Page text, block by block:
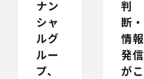
ナン
シャ
ルグ
ルー
プ、
判
断・
情報
発信
がこ